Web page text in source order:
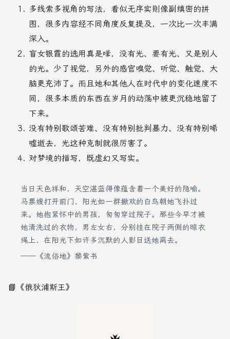
多线索多视角的写法，看似无序实则像副缜密的拼
图，很多内容经不同角度反复提及，一次比一次丰满
深入。
盲女银霞的选用真是嗲，没有光、要有光、又是别人
的光。少了视觉，另外的感官嗅觉、听觉、触觉、大
脑更充沛了。而且她和其他人在时代中的变化速度不
同，很多本质的东西在岁月的动荡中被更沉稳地留了
下来。
没有特别歌颂苦难、没有特别批判暴力、没有特别唏
嘘逝去，光这种克制就很厉害了。
对梦境的描写，既虚幻又写实。
当日天色祥和，天空湛蓝得像蕴含着一个美好的隐喻。
马票嫂打开前门，阳光如一群撒欢的白鸟朝她飞扑过
来。她抱紧怀中的男孩，匆匆穿过院子。那些今早才被
她清洗过的衣物，男左女右，分别挂在院子两侧的晾衣
绳上，在阳光下如许多沉默的人影目送她离去。
——《流俗地》黎紫书
📘 《俄狄浦斯王》